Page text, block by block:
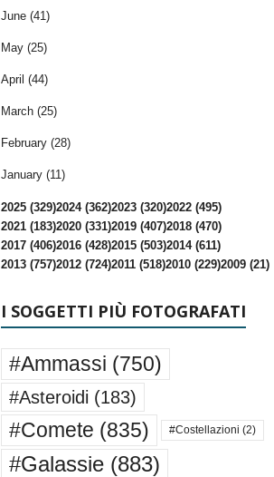
June (41)
May (25)
April (44)
March (25)
February (28)
January (11)
2025 (329)2024 (362)2023 (320)2022 (495)
2021 (183)2020 (331)2019 (407)2018 (470)
2017 (406)2016 (428)2015 (503)2014 (611)
2013 (757)2012 (724)2011 (518)2010 (229)2009 (21)
I SOGGETTI PIÙ FOTOGRAFATI
#Ammassi (750)
#Asteroidi (183)
#Comete (835) #Costellazioni (2)
#Galassie(883)